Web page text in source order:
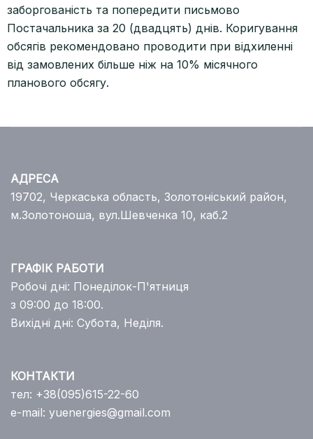
заборгованість та попередити письмово
Постачальника за 20 (двадцять) днів. Коригування
обсягів рекомендовано проводити при відхиленні
від замовлених більше ніж на 10% місячного
планового обсягу.
АДРЕСА
19702, Черкаська область, Золотоніський район,
м.Золотоноша, вул.Шевченка 10, каб.2
ГРАФІК РАБОТИ
Робочі дні: Понеділок-П'ятниця
з 09:00 до 18:00.
Вихідні дні: Субота, Неділя.
КОНТАКТИ
тел: +38(095)615-22-60
e-mail: yuenergies@gmail.com